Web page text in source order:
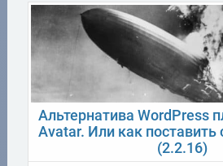
Альтернатива WordPress
Avatar. Или как
(2.2.16)